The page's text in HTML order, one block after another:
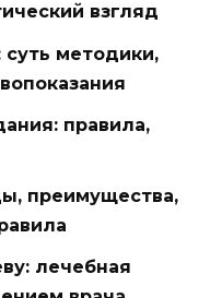
взгляд
методики,
правила,
преимущества,
лечебная